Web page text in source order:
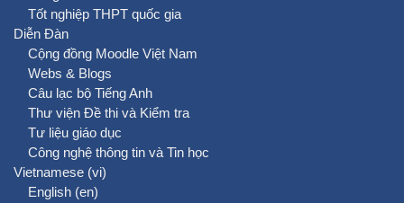
Tốt nghiệp THPT quốc gia
Diễn Đàn
Cộng đồng Moodle Việt Nam
Webs & Blogs
Câu lạc bộ Tiếng Anh
Thư viện Đề thi và Kiểm tra
Tư liệu giáo dục
Công nghệ thông tin và Tin học
Vietnamese ‎(vi)‎
English ‎(en)‎